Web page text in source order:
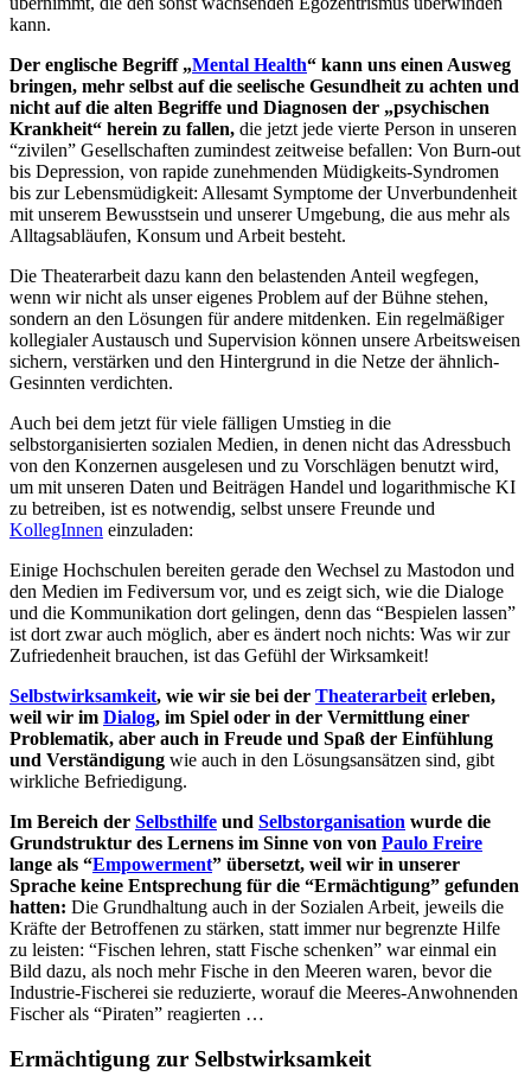
kann.
Der englische Begriff „Mental Health“ kann uns einen Ausweg
bringen, mehr selbst auf die seelische Gesundheit zu achten und
nicht auf die alten Begriffe und Diagnosen der „psychischen
Krankheit“ herein zu fallen, die jetzt jede vierte Person in unseren
“zivilen” Gesellschaften zumindest zeitweise befallen: Von Burn-out
bis Depression, von rapide zunehmenden Müdigkeits-Syndromen
bis zur Lebensmüdigkeit: Allesamt Symptome der Unverbundenheit
mit unserem Bewusstsein und unserer Umgebung, die aus mehr als
Alltagsabläufen, Konsum und Arbeit besteht.
Die Theaterarbeit dazu kann den belastenden Anteil wegfegen,
wenn wir nicht als unser eigenes Problem auf der Bühne stehen,
sondern an den Lösungen für andere mitdenken. Ein regelmäßiger
kollegialer Austausch und Supervision können unsere Arbeitsweisen
sichern, verstärken und den Hintergrund in die Netze der ähnlich-
Gesinnten verdichten.
Auch bei dem jetzt für viele fälligen Umstieg in die
selbstorganisierten sozialen Medien, in denen nicht das Adressbuch
von den Konzernen ausgelesen und zu Vorschlägen benutzt wird,
um mit unseren Daten und Beiträgen Handel und logarithmische KI
zu betreiben, ist es notwendig, selbst unsere Freunde und
KollegInnen einzuladen:
Einige Hochschulen bereiten gerade den Wechsel zu Mastodon und
den Medien im Fediversum vor, und es zeigt sich, wie die Dialoge
und die Kommunikation dort gelingen, denn das “Bespielen lassen”
ist dort zwar auch möglich, aber es ändert noch nichts: Was wir zur
Zufriedenheit brauchen, ist das Gefühl der Wirksamkeit!
Selbstwirksamkeit, wie wir sie bei der Theaterarbeit erleben,
weil wir im Dialog, im Spiel oder in der Vermittlung einer
Problematik, aber auch in Freude und Spaß der Einfühlung
und Verständigung wie auch in den Lösungsansätzen sind, gibt
wirkliche Befriedigung.
Im Bereich der Selbsthilfe und Selbstorganisation wurde die
Grundstruktur des Lernens im Sinne von von Paulo Freire
lange als “Empowerment” übersetzt, weil wir in unserer
Sprache keine Entsprechung für die “Ermächtigung” gefunden
hatten: Die Grundhaltung auch in der Sozialen Arbeit, jeweils die
Kräfte der Betroffenen zu stärken, statt immer nur begrenzte Hilfe
zu leisten: “Fischen lehren, statt Fische schenken” war einmal ein
Bild dazu, als noch mehr Fische in den Meeren waren, bevor die
Industrie-Fischerei sie reduzierte, worauf die Meeres-Anwohnenden
Fischer als “Piraten” reagierten …
Ermächtigung zur Selbstwirksamkeit